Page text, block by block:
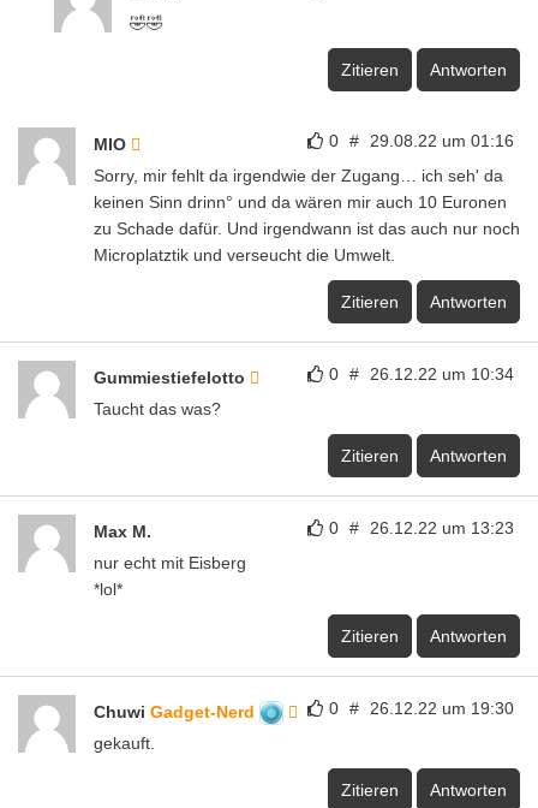
🤣🤣
Zitieren Antworten
0 # 29.08.22 um 01:16
MIO
Sorry, mir fehlt da irgendwie der Zugang… ich seh' da
keinen Sinn drinn° und da wären mir auch 10 Euronen
zu Schade dafür. Und irgendwann ist das auch nur noch
Microplatztik und verseucht die Umwelt.
Zitieren Antworten
0 # 26.12.22 um 10:34
Gummiestiefelotto
Taucht das was?
Zitieren Antworten
0 # 26.12.22 um 13:23
Max M.
nur echt mit Eisberg
*lol*
Zitieren Antworten
0 # 26.12.22 um 19:30
Chuwi Gadget-Nerd
gekauft.
Zitieren Antworten